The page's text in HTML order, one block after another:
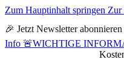
Zum Hauptinhalt springen Zur
🎉 Jetzt Newsletter
Info 🚨WICHTIGE